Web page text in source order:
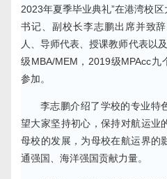
2023年夏季毕业典礼”在港湾校
书记、副校长李志鹏出席并致
人、导师代表、授课教师代表以
级MBA/MEM，2019级MPAcc
参加。
李志鹏介绍了学校的专业特
望大家坚持初心，保持对航运业
母校的发展，为母校在航运界的
通强国、海洋强国贡献力量。